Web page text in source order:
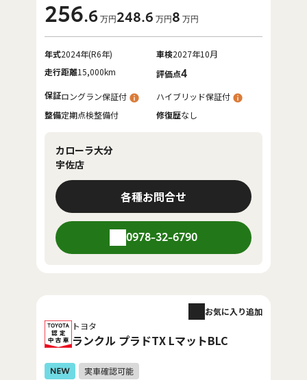
256.6 万円248.6 万円8 万円
年式2024年(R6年) 車検2027年10月
走行距離15,000km 評価点4
保証ロングラン保証付
ハイブリッド保証付
整備定期点検整備付 修復歴なし
カローラ大分
宇佐店
各種お問合せ
0978-32-6790
トヨタ
ランクル プラドTX LマットBLC
お気に入り追加